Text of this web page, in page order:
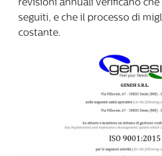
revisioni annuali verificano
seguiti, e che il processo di
costante.